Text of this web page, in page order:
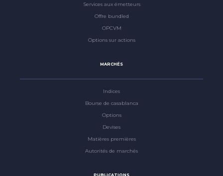
Services aux émetteurs
Offre bundled
OPCVM
Options sur actions
MARCHÉS
Indices
Bourse de casablanca
Options
Devises
Matières premières
Autorités de marchés
PUBLICATIONS